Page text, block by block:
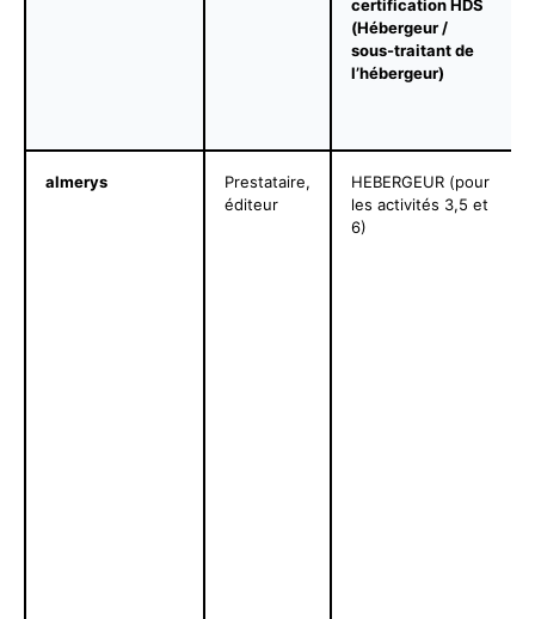
certification HDS
(Hébergeur /
sous-traitant de
l’hébergeur)
almerys
Prestataire,
éditeur
HEBERGEUR (pour
les activités 3,5 et
6)